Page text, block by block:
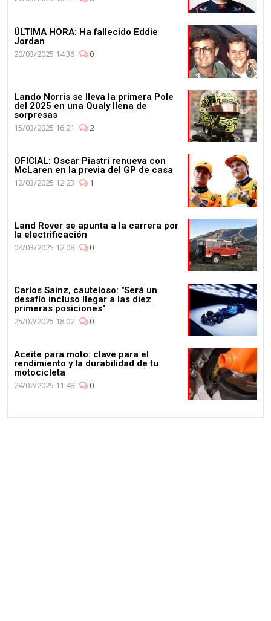
ÚLTIMA HORA: Ha fallecido Eddie
Jordan
20/03/2025 14:36
0
Lando Norris se lleva la primera Pole
del 2025 en una Qualy llena de
sorpresas
15/03/2025 16:21
2
OFICIAL: Oscar Piastri renueva con
McLaren en la previa del GP de casa
12/03/2025 12:23
1
Land Rover se apunta a la carrera por
la electrificación
04/03/2025 12:08
0
Carlos Sainz, cauteloso: "Será un
desafío incluso llegar a las diez
primeras posiciones"
25/02/2025 18:02
0
Aceite para moto: clave para el
rendimiento y la durabilidad de tu
motocicleta
24/02/2025 11:48
0